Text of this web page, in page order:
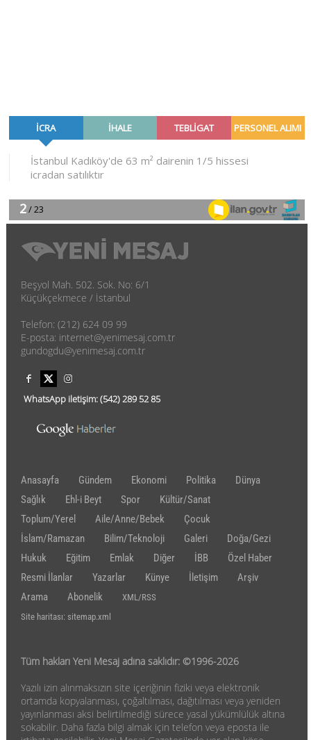
Beşyol Mah. 502. Sok. No: 6/1
Küçükçekmece / İstanbul
Telefon: (212) 624 09 99
E-posta: internet@yenimesaj.com.tr
gundogdu@yenimesaj.com.tr
WhatsApp iletişim:(542)289 52 85
Anasayfa Gündem Ekonomi Politika
Dünya
Sağlık
Ehl-i Beyt Spor
Kültür/Sanat
Toplum/Yerel
Aile/Anne/Bebek
Çocuk
İslam/Ramazan
Bilim/Teknoloji Galeri
Doğa/Gezi
Hukuk
Eğitim Emlak Diğer İBB
Özel Haber
Resmi İlanlar
Yazarlar Künye İletişim
Arşiv
Arama
Abonelik
XML/RSS
Site haritası: sitemap.xml
Tüm hakları Yeni Mesaj adına saklıdır: ©1996-2026
Yazılı izin alınmaksızın site içeriğinin fiziki veya elektronik
ortamda kopyalanması, çoğaltılması, dağıtılması veya yeniden
yayınlanması aksi belirtilmediği sürece yasal yükümlülük altına
sokabilir. Daha fazla bilgi almak için telefon veya eposta ile